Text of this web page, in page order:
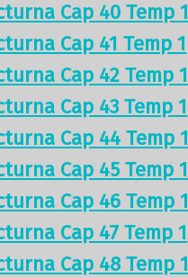
Cap 40 Temp 1
Cap 41 Temp 1
Cap 42 Temp 1
Cap 43 Temp 1
Cap 44 Temp 1
Cap 45 Temp 1
Cap 46 Temp 1
Cap 47 Temp 1
Cap 48 Temp 1